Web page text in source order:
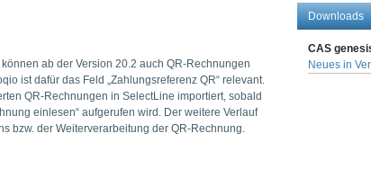
ab der Version 20.2 auch QR-Rechnungen
ist dafür das Feld „Zahlungsreferenz QR“ relevant.
QR-Rechnungen in SelectLine importiert, sobald
einlesen“ aufgerufen wird. Der weitere Verlauf
bzw. der Weiterverarbeitung der QR-Rechnung.
Downloads
CAS
Neues in